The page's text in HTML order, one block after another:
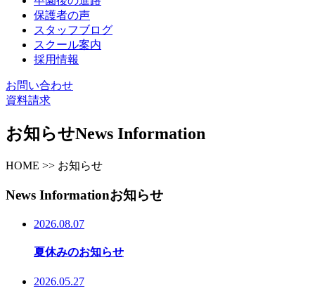
保護者の声
スタッフブログ
スクール案内
採用情報
お問い合わせ
資料請求
お知らせNews Information
HOME >> お知らせ
News Informationお知らせ
2026.08.07
夏休みのお知らせ
2026.05.27